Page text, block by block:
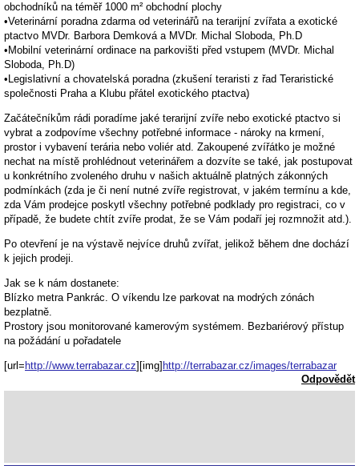
obchodníků na téměř 1000 m² obchodní plochy
•Veterinární poradna zdarma od veterinářů na terarijní zvířata a exotické
ptactvo MVDr. Barbora Demková a MVDr. Michal Sloboda, Ph.D
•Mobilní veterinární ordinace na parkovišti před vstupem (MVDr. Michal
Sloboda, Ph.D)
•Legislativní a chovatelská poradna (zkušení teraristi z řad Teraristické
společnosti Praha a Klubu přátel exotického ptactva)
Začátečníkům rádi poradíme jaké terarijní zvíře nebo exotické ptactvo si
vybrat a zodpovíme všechny potřebné informace - nároky na krmení,
prostor i vybavení terária nebo voliér atd. Zakoupené zvířátko je možné
nechat na místě prohlédnout veterinářem a dozvíte se také, jak postupovat
u konkrétního zvoleného druhu v našich aktuálně platných zákonných
podmínkách (zda je či není nutné zvíře registrovat, v jakém termínu a kde,
zda Vám prodejce poskytl všechny potřebné podklady pro registraci, co v
případě, že budete chtít zvíře prodat, že se Vám podaří jej rozmnožit atd.).
Po otevření je na výstavě nejvíce druhů zvířat, jelikož během dne dochází
k jejich prodeji.
Jak se k nám dostanete:
Blízko metra Pankrác. O víkendu lze parkovat na modrých zónách
bezplatně.
Prostory jsou monitorované kamerovým systémem. Bezbariérový přístup
na požádání u pořadatele
[url= http://www.terrabazar.cz][img] http://terrabazar.cz/images/terrabazar
Odpovědět